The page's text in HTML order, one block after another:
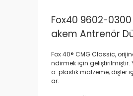
Fox40 9602-
akem Antrenör
Fox 40® CMG Classic,
ndirmek için geliştirilmiştir.
o-plastik malzeme, dişler
ar.